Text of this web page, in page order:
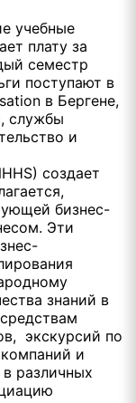
учебные
плату за
семестр
поступают в
в Бергене,
службы
и
создает
бизнес-
Эти
знаний в
экскурсий по
и
различных